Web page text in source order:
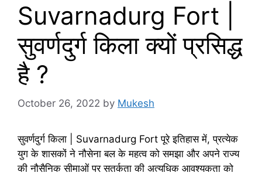
Suvarnadurg Fort |
सुवर्णदुर्ग किला क्यों प्रसिद्ध
है ?
October 26, 2022 by Mukesh
सुवर्णदुर्ग किला | Suvarnadurg Fort पूरे इतिहास में, प्रत्येक
युग के शासकों ने नौसेना बल के महत्व को समझा और अपने राज्य
की नौसैनिक सीमाओं पर सतर्कता की अत्यधिक आवश्यकता को